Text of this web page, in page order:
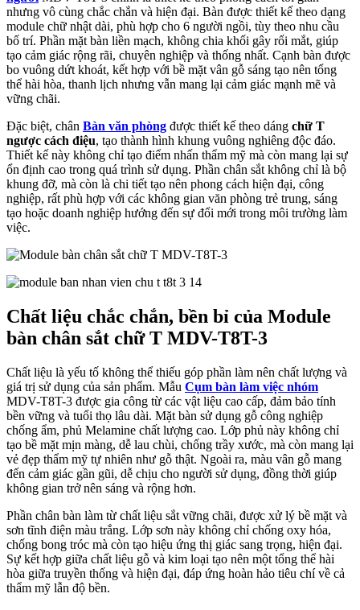
nhưng vô cùng chắc chắn và hiện đại. Bàn được thiết kế theo dạng
module chữ nhật dài, phù hợp cho 6 người ngồi, tùy theo nhu cầu
bố trí. Phần mặt bàn liền mạch, không chia khối gây rối mắt, giúp
tạo cảm giác rộng rãi, chuyên nghiệp và thống nhất. Cạnh bàn được
bo vuông dứt khoát, kết hợp với bề mặt vân gỗ sáng tạo nên tổng
thể hài hòa, thanh lịch nhưng vẫn mang lại cảm giác mạnh mẽ và
vững chãi.
Đặc biệt, chân Bàn văn phòng được thiết kế theo dáng chữ T
ngược cách điệu, tạo thành hình khung vuông nghiêng độc đáo.
Thiết kế này không chỉ tạo điểm nhấn thẩm mỹ mà còn mang lại sự
ổn định cao trong quá trình sử dụng. Phần chân sắt không chỉ là bộ
khung đỡ, mà còn là chi tiết tạo nên phong cách hiện đại, công
nghiệp, rất phù hợp với các không gian văn phòng trẻ trung, sáng
tạo hoặc doanh nghiệp hướng đến sự đổi mới trong môi trường làm
việc.
Chất liệu chắc chắn, bền bỉ của Module
bàn chân sắt chữ T MDV-T8T-3
Chất liệu là yếu tố không thể thiếu góp phần làm nên chất lượng và
giá trị sử dụng của sản phẩm. Mẫu Cụm bàn làm việc nhóm
MDV-T8T-3 được gia công từ các vật liệu cao cấp, đảm bảo tính
bền vững và tuổi thọ lâu dài. Mặt bàn sử dụng gỗ công nghiệp
chống ẩm, phủ Melamine chất lượng cao. Lớp phủ này không chỉ
tạo bề mặt mịn màng, dễ lau chùi, chống trầy xước, mà còn mang lại
vẻ đẹp thẩm mỹ tự nhiên như gỗ thật. Ngoài ra, màu vân gỗ mang
đến cảm giác gần gũi, dễ chịu cho người sử dụng, đồng thời giúp
không gian trở nên sáng và rộng hơn.
Phần chân bàn làm từ chất liệu sắt vững chãi, được xử lý bề mặt và
sơn tĩnh điện màu trắng. Lớp sơn này không chỉ chống oxy hóa,
chống bong tróc mà còn tạo hiệu ứng thị giác sang trọng, hiện đại.
Sự kết hợp giữa chất liệu gỗ và kim loại tạo nên một tổng thể hài
hòa giữa truyền thống và hiện đại, đáp ứng hoàn hảo tiêu chí về cả
thẩm mỹ lẫn độ bền.